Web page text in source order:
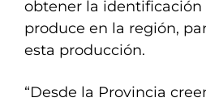
obtener la identificación
produce en la región,
esta producción.
“Desde la Provincia